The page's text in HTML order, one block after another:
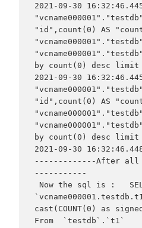
2021-09-30
"id",count(0) AS
by count(0) desc limit
2021-09-30
"id",count(0) AS
by count(0) desc limit
2021-09-30
-------------After all
-----------
cast(COUNT(0) as
From  `testdb`.`t1`